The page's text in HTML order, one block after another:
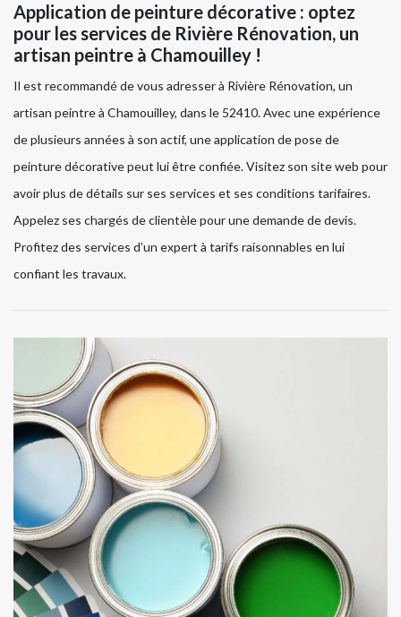
Application de peinture décorative : optez
pour les services de Rivière Rénovation, un
artisan peintre à Chamouilley !
Il est recommandé de vous adresser à Rivière Rénovation, un
artisan peintre à Chamouilley, dans le 52410. Avec une expérience
de plusieurs années à son actif, une application de pose de
peinture décorative peut lui être confiée. Visitez son site web pour
avoir plus de détails sur ses services et ses conditions tarifaires.
Appelez ses chargés de clientèle pour une demande de devis.
Profitez des services d’un expert à tarifs raisonnables en lui
confiant les travaux.